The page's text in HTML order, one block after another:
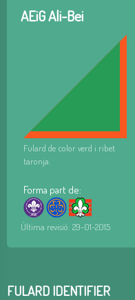
AEiG Ali-Bei
Fulard de color verd i ribet
taronja.
Forma part de:
Última revisió: 29-01-2015
FULARD IDENTIFIER